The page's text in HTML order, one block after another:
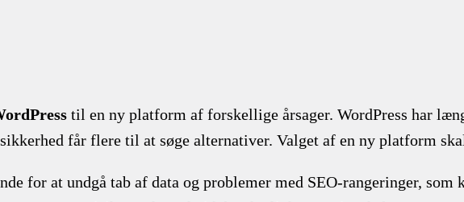
til en ny platform af forskellige årsager. WordPress har
får flere til at søge alternativer. Valget af en ny platform
for at undgå tab af data og problemer med SEO-rangeringer,